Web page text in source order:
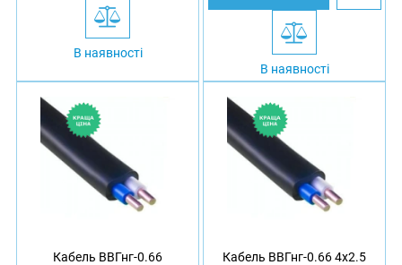
В наявності
В наявності
Кабель ВВГнг-0.66
Кабель ВВГнг-0.66 4х2.5